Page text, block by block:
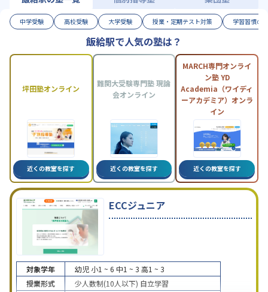
中学受験 高校受験 大学受験 授業・定期テスト対策 学習習慣の
飯給駅で人気の塾は？
坪田塾オンライン
近くの教室を探す
難関大受験専門塾 現論
会オンライン
近くの教室を探す
MARCH専門オンライ
ン塾 YD
Academia（ワイディ
ーアカデミア）オンラ
イン
近くの教室を探す
ECCジュニア
対象学年 幼児 小1 ~ 6 中1 ~ 3 高1 ~ 3
授業形式
少人数制(10人以下) 自立学習